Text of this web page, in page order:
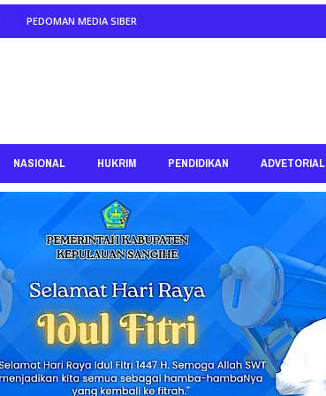
PEDOMAN MEDIA SIBER
NASIONAL HUKRIM PENDIDIKAN ADVETORIAL